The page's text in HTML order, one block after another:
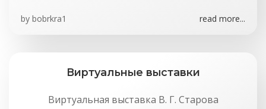
by bobrkra1 read more...
Виртуальные выставки
Виртуальная выставка В. Г. Старова